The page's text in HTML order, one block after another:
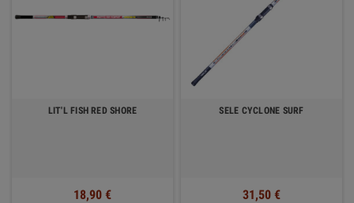
LIT'L FISH RED SHORE
18,90 €
SELE CYCLONE SURF
31,50 €